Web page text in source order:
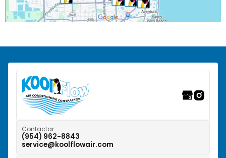
Pembroke Pines, FL
Riverwalk Fort Lauderdale, FL
Tamarac, FL
Weston, FL
West Park, FL
Contactar
(954) 962-8843
service@koolflowair.com